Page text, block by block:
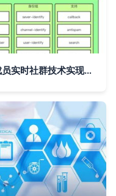
实时社群技术专题（三） 百万级成员实时社群技术实现——关系系统篇与信息系统技术服务